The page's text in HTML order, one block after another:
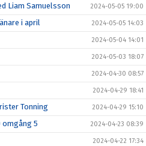
Liam Samuelsson 2024-05-05 19:00
i april 2024-05-05 14:03
2024-05-04 14:01
2024-05-03 18:07
2024-04-30 08:57
2024-04-29 18:41
Tonning 2024-04-29 15:10
5 2024-04-23 08:39
2024-04-22 17:34